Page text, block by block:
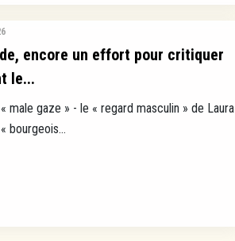
encore un effort pour critiquer
le...
male gaze » - le « regard masculin » de Laura
bourgeois...